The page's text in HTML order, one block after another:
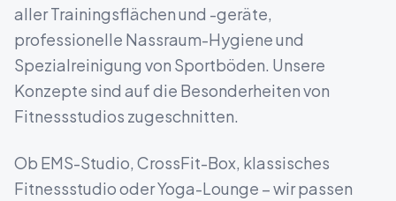
aller Trainingsflächen und -geräte,
professionelle Nassraum-Hygiene und
Spezialreinigung von Sportböden. Unsere
Konzepte sind auf die Besonderheiten von
Fitnessstudios zugeschnitten.
Ob EMS-Studio, CrossFit-Box, klassisches
Fitnessstudio oder Yoga-Lounge – wir passen